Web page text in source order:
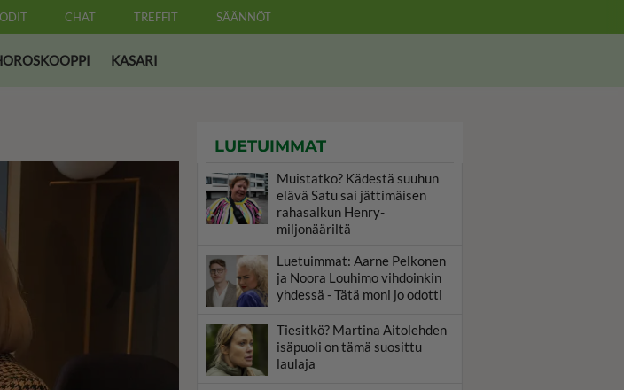
CHAT TREFFIT SÄÄNNÖT
KASARI
LUETUIMMAT
Muistatko? Kädestä suuhun
elävä Satu sai jättimäisen
rahasalkun Henry-
miljonääriltä
Luetuimmat: Aarne Pelkonen
ja Noora Louhimo vihdoinkin
yhdessä - Tätä moni jo odotti
Tiesitkö? Martina Aitolehden
isäpuoli on tämä suosittu
laulaja